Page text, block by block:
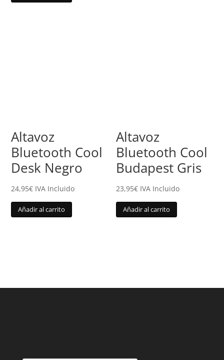
Altavoz
Bluetooth Cool
Desk Negro
24,95€ IVA Incluido
Añadir al carrito
Altavoz
Bluetooth Cool
Budapest Gris
23,95€ IVA Incluido
Añadir al carrito